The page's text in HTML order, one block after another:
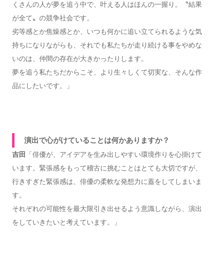
くさんの人が夢を追う中で、叶える人はほんの一握り。〝結果
が全て〟の競争社会です。
劣等感とか焦燥感とか、いつも何かに追い立てられるような気
持ちになりながらも、それでも私たちが走り続ける事をやめな
いのは、仲間の存在が大きかったりします。
夢を追う私たちだからこそ、より生々しくて切実な、そんな作
品にしたいです。」
演出で心がけていることは何かありますか？
吉田
「俳優が、アイデアを生み出しやすい環境作りを心掛けて
います。緊張感をもって稽古に挑むことはとても大切ですが、
行きすぎた緊張感は、俳優の柔軟な発想力に蓋をしてしまいま
す。
それぞれの可能性を最大限引き出せるよう意識しながら、演出
をしていきたいと考えています。」